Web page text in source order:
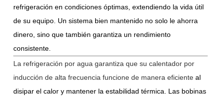
refrigeración en condiciones óptimas, extendiendo la vida útil
de su equipo. Un sistema bien mantenido no solo le ahorra
dinero, sino que también garantiza un rendimiento
consistente.
La refrigeración por agua garantiza que su calentador por
inducción de alta frecuencia funcione de manera eficiente al
disipar el calor y mantener la estabilidad térmica. Las bobinas